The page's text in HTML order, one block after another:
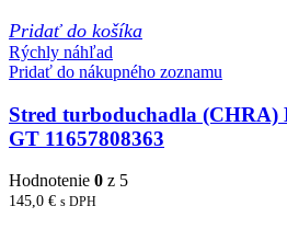
Pridať do košíka
Rýchly náhľad
Pridať do nákupného zoznamu
Stred turboduchadla (CHRA)
GT 11657808363
Hodnotenie 0 z 5
145,0 € s DPH